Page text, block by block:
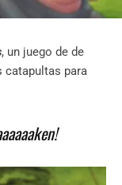
, un juego de de
catapultas para